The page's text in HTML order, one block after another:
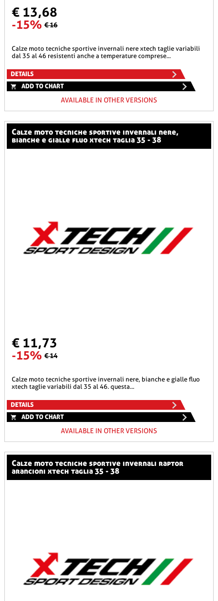
€ 13,68
-15% € 16
calze moto tecniche sportive invernali nere xtech taglie variabili
dal 35 al 46 resistenti anche a temperature comprese...
DETAILS
ADD TO CHART
AVAILABLE IN OTHER VERSIONS
calze moto tecniche sportive invernali nere,
bianche e gialle fluo xtech taglia 35 - 38
€ 11,73
-15% € 14
calze moto tecniche sportive invernali nere, bianche e gialle fluo
xtech taglie variabili dal 35 al 46. questa...
DETAILS
ADD TO CHART
AVAILABLE IN OTHER VERSIONS
calze moto tecniche sportive invernali raptor
arancioni xtech taglia 35 - 38